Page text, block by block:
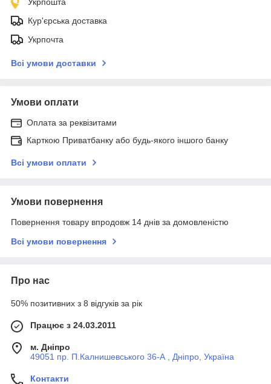
Кур'єрська доставка
Укрпочта
Всі умови доставки
Умови оплати
Оплата за реквізитами
Карткою Приватбанку або будь-якого іншого банку
Всі умови оплати
Умови повернення
Повернення товару впродовж 14 днів за домовленістю
Всі умови повернення
Про нас
50% позитивних з 8 відгуків за рік
Працює з 24.03.2011
м. Дніпро
49051 пр. П.Калнишевського 36-А , Дніпро, Україна
Контакти